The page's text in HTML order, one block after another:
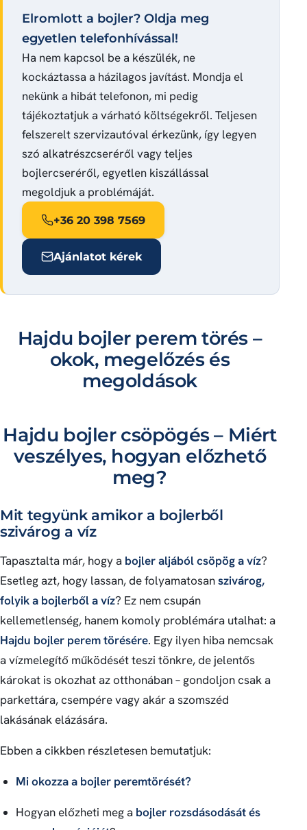
Elromlott a bojler? Oldja meg
egyetlen telefonhívással!
Ha nem kapcsol be a készülék, ne
kockáztassa a házilagos javítást. Mondja el
nekünk a hibát telefonon, mi pedig
tájékoztatjuk a várható költségekről. Teljesen
felszerelt szervizautóval érkezünk, így legyen
szó alkatrészcseréről vagy teljes
bojlercseréről, egyetlen kiszállással
megoldjuk a problémáját.
+36 20 398 7569
Ajánlatot kérek
Hajdu bojler perem törés –
okok, megelőzés és
megoldások
Hajdu bojler csöpögés – Miért
veszélyes, hogyan előzhető
meg?
Mit tegyünk amikor a bojlerből
szivárog a víz
Tapasztalta már, hogy a bojler aljából csöpög a víz?
Esetleg azt, hogy lassan, de folyamatosanszivárog,
folyik a bojlerből a víz? Ez nem csupán
kellemetlenség, hanem komoly problémára utalhat: a
Hajdu bojler perem törésére. Egy ilyen hiba nemcsak
a vízmelegítő működését teszi tönkre, de jelentős
károkat is okozhat az otthonában – gondoljon csak a
parkettára, csempére vagy akár a szomszéd
lakásának elázására.
Ebben a cikkben részletesen bemutatjuk:
Mi okozza a bojler peremtörését?
Hogyan előzheti meg a bojler rozsdásodását és